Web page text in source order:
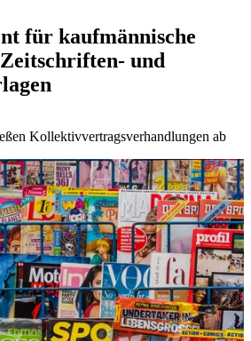
für kaufmännische
und
Kollektivvertragsverhandlungen ab